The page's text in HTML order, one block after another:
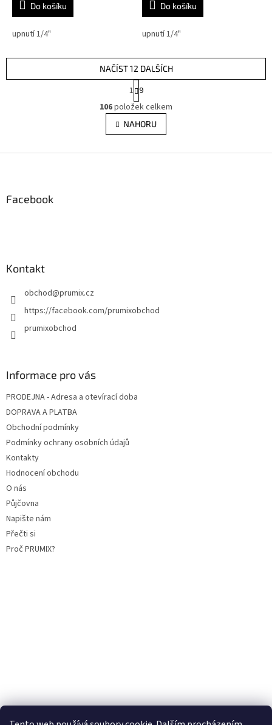
Do košíku
upnutí 1/4"
Do košíku
upnutí 1/4"
O
v
l
á
u
NAČÍST 12 DALŠÍCH
t
r
á
n
k
v
1 9
106položek celkem
NAHORU
Facebook
Kontakt
obchod@prumix.cz
https://facebook.com/prumixobchod
prumixobchod
Informace pro vás
PRODEJNA - Adresa a otevírací doba
DOPRAVA A PLATBA
Obchodní podmínky
Podmínky ochrany osobních údajů
Kontakty
Hodnocení obchodu
O nás
Půjčovna
Napište nám
Přečti si
Proč PRUMIX?